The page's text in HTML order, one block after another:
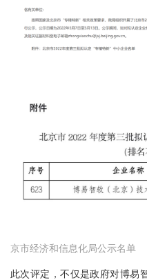
京市经济和信息化局公示名单
此次评定，不仅是政府对博易